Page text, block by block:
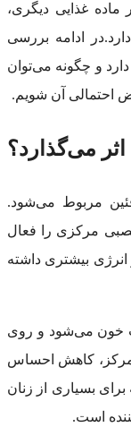
ماده غذایی دیگری،
ادامه بررسی
و چگونه می‌توان
احتمالی آن شویم.
می‌گذارد؟
مربوط می‌شود.
مرکزی را فعال
بیشتری داشته
خون می‌شود و روی
تمرکز، کاهش احساس
بسیاری از زنان
است.